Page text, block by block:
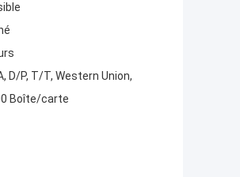
D/P, T/T, Western Union,
Boîte/carte